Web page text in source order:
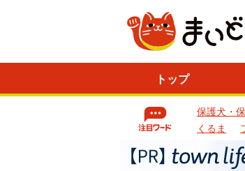
トップ
保護犬・
くるま